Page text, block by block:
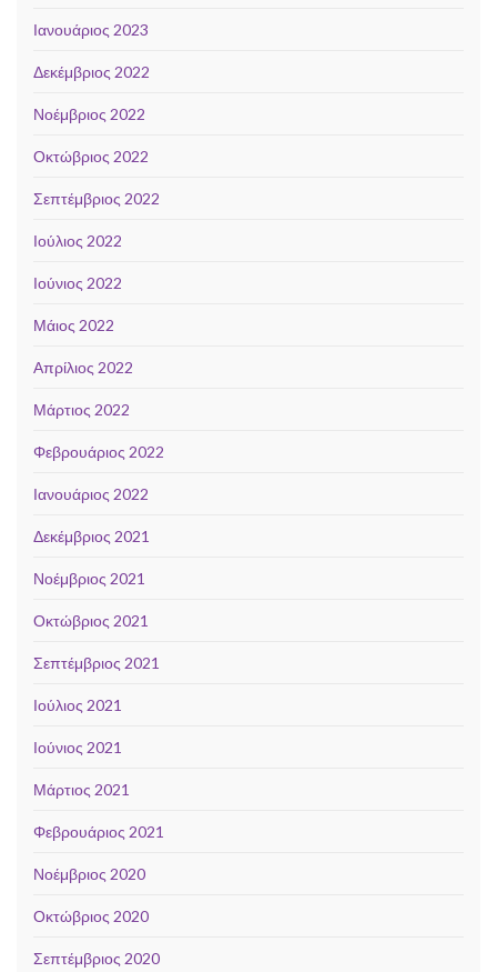
Ιανουάριος 2023
Δεκέμβριος 2022
Νοέμβριος 2022
Οκτώβριος 2022
Σεπτέμβριος 2022
Ιούλιος 2022
Ιούνιος 2022
Μάιος 2022
Απρίλιος 2022
Μάρτιος 2022
Φεβρουάριος 2022
Ιανουάριος 2022
Δεκέμβριος 2021
Νοέμβριος 2021
Οκτώβριος 2021
Σεπτέμβριος 2021
Ιούλιος 2021
Ιούνιος 2021
Μάρτιος 2021
Φεβρουάριος 2021
Νοέμβριος 2020
Οκτώβριος 2020
Σεπτέμβριος 2020